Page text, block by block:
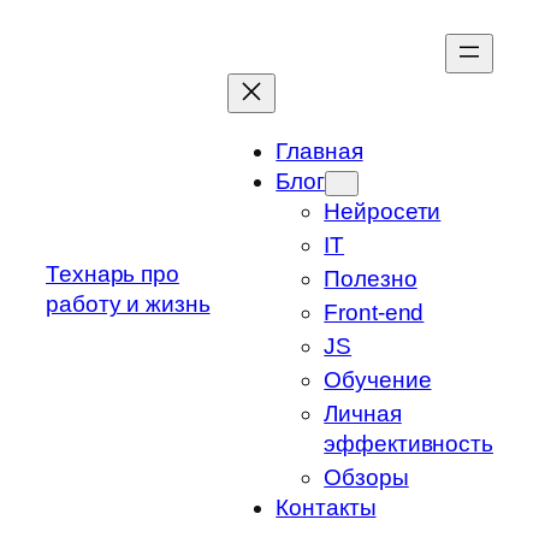
Технарь про
работу и жизнь
Главная
Блог
Нейросети
IT
Полезно
Front-end
JS
Обучение
Личная
эффективность
Обзоры
Контакты